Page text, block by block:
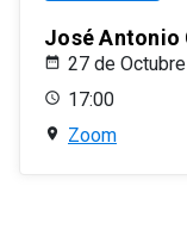
José Antonio
27 de
17:00
Zoom